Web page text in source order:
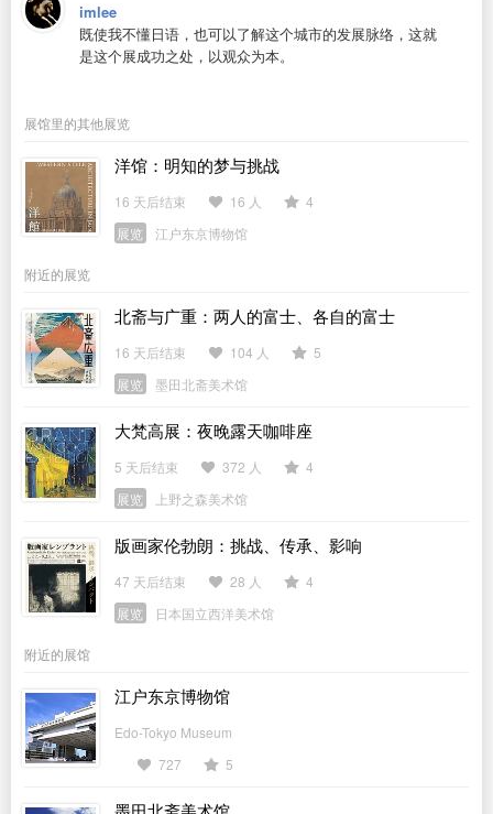
imlee
既使我不懂日语，也可以了解这个城市的发展脉络，这就
是这个展成功之处，以观众为本。
展馆里的其他展览
洋馆：明知的梦与挑战
16 天后结束 16 人
4
展览
江户东京博物馆
附近的展览
北斋与广重：两人的富士、各自的富士
16 天后结束 104 人
5
展览
墨田北斋美术馆
大梵高展：夜晚露天咖啡座
5 天后结束 372 人
4
展览
上野之森美术馆
版画家伦勃朗：挑战、传承、影响
47 天后结束 28 人
4
展览
日本国立西洋美术馆
附近的展馆
江户东京博物馆
Edo-Tokyo Museum
727
5